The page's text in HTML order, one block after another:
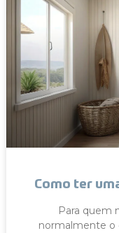
Como ter
Para quem
normalmente o